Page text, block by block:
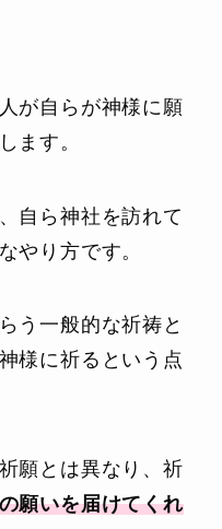
が自らが神様に願
ます。
自ら神社を訪れて
やり方です。
う一般的な祈祷と
様に祈るという点
願とは異なり、祈
願いを届けてくれ